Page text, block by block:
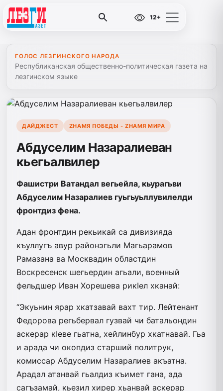
12+
ГОЛОС ЛЕЗГИНСКОГО НАРОДА
Республиканская общественно-политическая газета на
лезгинском языке
ДАЙДЖЕСТ ZНАМЯ ПОБЕДЫ - ZНАМЯ МИРА
Абдуселим Назаралиеван
кьегьалвилер
Фашистри Ватандал вегьейла, кьурагьви
Абдуселим Назаралиев гуьгьуьллувилелди
фронтдиз фена.
Адан фронтдин рекьикай са дивизияда
къуллугъ авур районэгьли Магьарамов
Рамазана ва Москвадин областдин
Воскресенск шегьердин агьали, военный
фельдшер Иван Хорешева рикIел хканай:
“Экуьнин ярар хкатзавай вахт тир. Лейтенант
Федорова регьбервал гузвай чи батальондин
аскерар кIеве гьатна, хейлинбур хкатнавай. Гьа
и арада чи окопдиз старший политрук,
комиссар Абдуселим Назаралиев акъатна.
Арадал атанвай гьалдиз къимет гана, ада
сагъзамай, кьезил хирер хьанвай аскерар